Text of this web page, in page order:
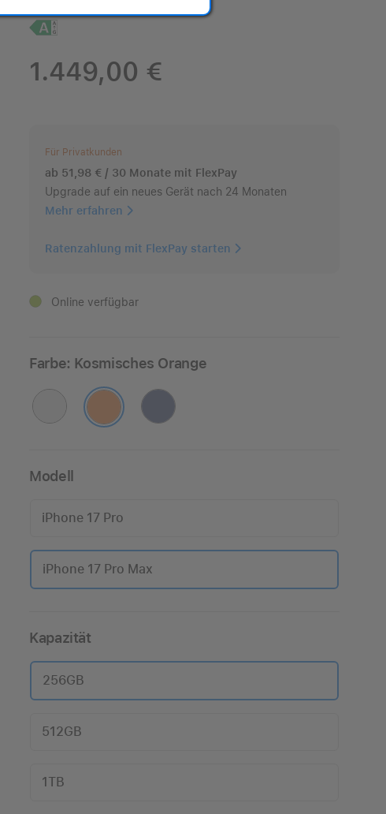
1.449,00 €
Für Privatkunden
ab 51,98 € / 30 Monate mit FlexPay
Upgrade auf ein neues Gerät nach 24 Monaten
Mehr erfahren
Ratenzahlung mit FlexPay starten
Online verfügbar
Farbe: Kosmisches Orange
Modell
iPhone 17 Pro
iPhone 17 Pro Max
Kapazität
256GB
512GB
1TB